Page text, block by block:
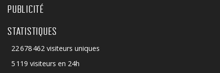
PUBLICITÉ
STATISTIQUES
22 678 462 visiteurs uniques
5 119 visiteurs en 24h